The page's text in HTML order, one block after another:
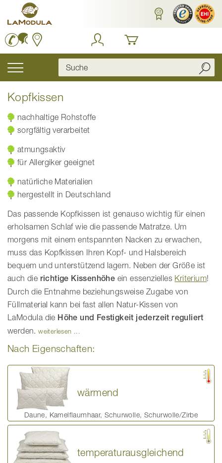
Inhalt
springen
Navigation
Kopfkissen
nachhaltige Rohstoffe
sorgfältig verarbeitet
atmungsaktiv
für Allergiker geeignet
natürliche Materialien
hergestellt in Deutschland
Das passende Kopfkissen ist genauso wichtig für einen
erholsamen Schlaf wie die passende Matratze. Um
morgens mit einem entspannten Nacken zu erwachen,
muss das Kopfkissen Ihren Kopf- und Halsbereich
bequem und unterstützend lagern. Neben der Größe ist
auch die richtige Kissenhöhe ein essenzielles Kriterium!
Durch die Entnahme beziehungsweise Zugabe von
Füllmaterial kann bei fast allen Natur-Kissen von
LaModula die Höhe und Festigkeit jederzeit reguliert
werden.weiterlesen ...
Nach Eigenschaften:
wärmend
Daune, Kamelflaumhaar, Schurwolle, Schurwolle/Zirbe
temperaturausgleichend